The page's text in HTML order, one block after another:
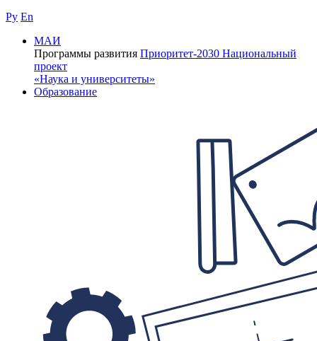
Ру En
МАИ
Программы развития Приоритет-2030 Национальный
проект
«Наука и университеты»
Образование